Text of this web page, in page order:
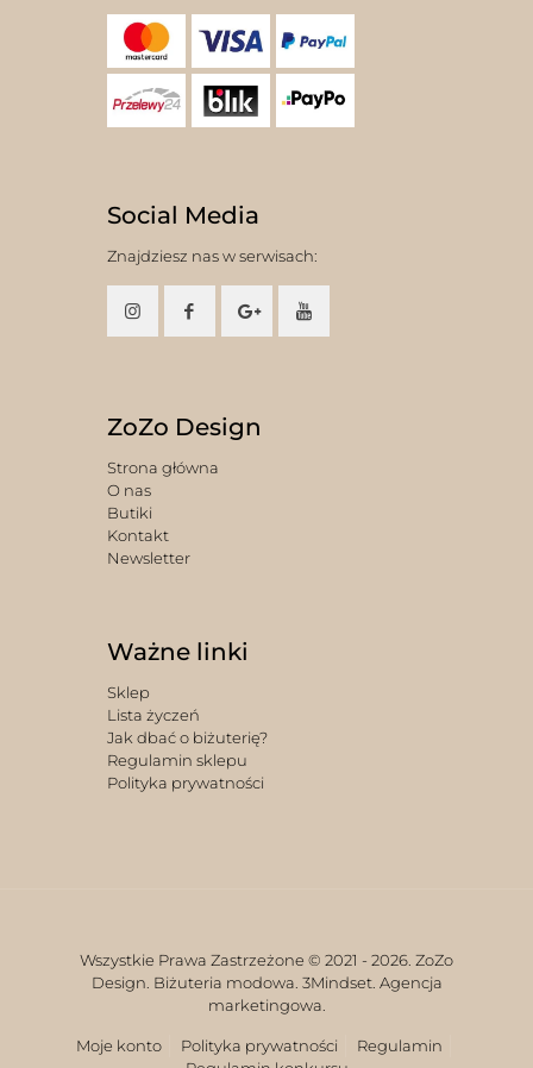
Social Media
Znajdziesz nas w serwisach:
ZoZo Design
Strona główna
O nas
Butiki
Kontakt
Newsletter
Ważne linki
Sklep
Lista życzeń
Jak dbać o biżuterię?
Regulamin sklepu
Polityka prywatności
Wszystkie Prawa Zastrzeżone © 2021 - 2026. ZoZo
Design. Biżuteria modowa. 3Mindset. Agencja
marketingowa.
Moje konto Polityka prywatności
Regulamin